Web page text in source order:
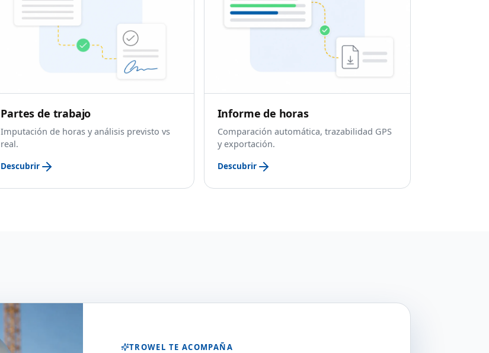
Partes de trabajo
Imputación de horas y análisis previsto vs
real.
Descubrir
Informe de horas
Comparación automática, trazabilidad GPS
y exportación.
Descubrir
TROWEL TE ACOMPAÑA